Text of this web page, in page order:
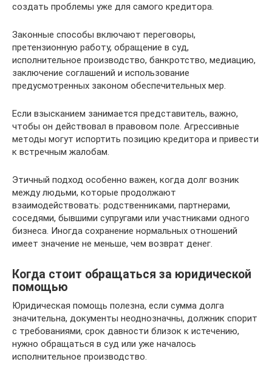
создать проблемы уже для самого кредитора.
Законные способы включают переговоры,
претензионную работу, обращение в суд,
исполнительное производство, банкротство, медиацию,
заключение соглашений и использование
предусмотренных законом обеспечительных мер.
Если взысканием занимается представитель, важно,
чтобы он действовал в правовом поле. Агрессивные
методы могут испортить позицию кредитора и привести
к встречным жалобам.
Этичный подход особенно важен, когда долг возник
между людьми, которые продолжают
взаимодействовать: родственниками, партнерами,
соседями, бывшими супругами или участниками одного
бизнеса. Иногда сохранение нормальных отношений
имеет значение не меньше, чем возврат денег.
Когда стоит обращаться за юридической
помощью
Юридическая помощь полезна, если сумма долга
значительна, документы неоднозначны, должник спорит
с требованиями, срок давности близок к истечению,
нужно обращаться в суд или уже началось
исполнительное производство.